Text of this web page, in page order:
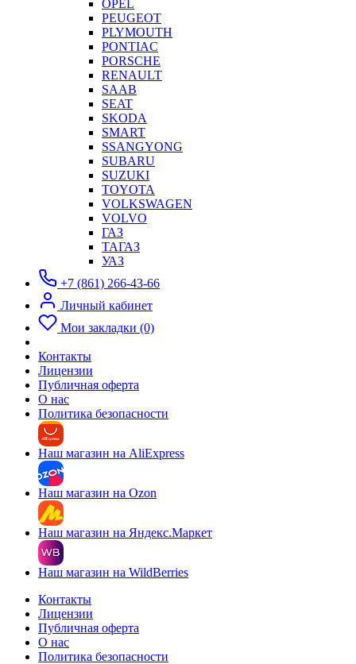
OPEL
PEUGEOT
PLYMOUTH
PONTIAC
PORSCHE
RENAULT
SAAB
SEAT
SKODA
SMART
SSANGYONG
SUBARU
SUZUKI
TOYOTA
VOLKSWAGEN
VOLVO
ГАЗ
ТАГАЗ
УАЗ
+7 (861) 266-43-66
Личный кабинет
Мои закладки (0)
Контакты
Лицензии
Публичная оферта
О нас
Политика безопасности
Наш магазин на AliExpress
Наш магазин на Ozon
Наш магазин на Яндекс.Маркет
Наш магазин на WildBerries
Контакты
Лицензии
Публичная оферта
О нас
Политика безопасности